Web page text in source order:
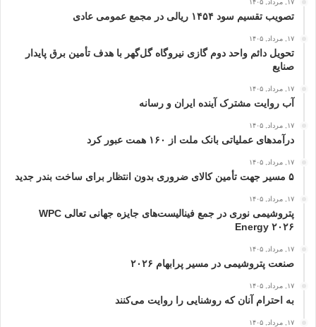
۱۷, مرداد, ۱۴۰۵
تصویب تقسیم سود ۱۴۵۴ ریالی در مجمع عمومی عادی
۱۷, مرداد, ۱۴۰۵
تحویل دائم واحد دوم گازی نیروگاه گل‌گهر با هدف تأمین برق پایدار
صنایع
۱۷, مرداد, ۱۴۰۵
آب روایت مشترک آینده ایران و رسانه
۱۷, مرداد, ۱۴۰۵
درآمدهای عملیاتی بانک ملت از ۱۶۰ همت عبور كرد
۱۷, مرداد, ۱۴۰۵
۵ مسیر جهت تأمین کالای ضروری بدون انتظار برای ساخت بندر جدید
۱۷, مرداد, ۱۴۰۵
پتروشیمی نوری در جمع فینالیست‌های جایزه جهانی تعالی WPC
Energy ۲۰۲۶
۱۷, مرداد, ۱۴۰۵
صنعت پتروشیمی در مسیر پرابهام ۲۰۲۶
۱۷, مرداد, ۱۴۰۵
به احترام آنان که روشنایی را روایت می‌کنند
۱۷, مرداد, ۱۴۰۵